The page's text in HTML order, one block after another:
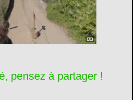
pensez à partager !